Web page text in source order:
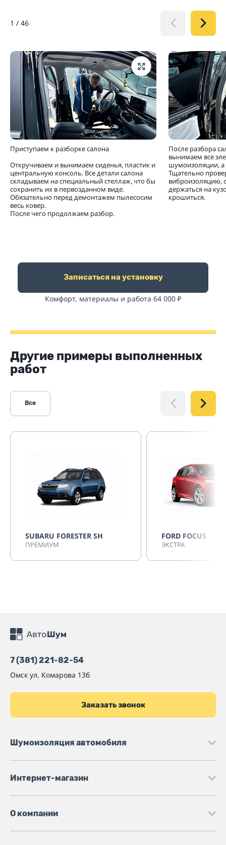
1 / 46
Приступаем к разборке салона
Откручиваем и вынимаем сиденья, пластик и
центральную консоль. Все детали салона
складываем на специальный стеллаж, что бы
сохранить их в первозданном виде.
Обязательно перед демонтажем пылесосим
весь ковер.
После чего продолжаем разбор.
После разбора
вынимаем все
шумоизоляции, а
Тщательно
виброизоляцию,
держаться на
крошиться.
Записаться на установку
Комфорт, материалы и работа 64 000 ₽
Другие примеры выполненных
работ
Все
SUBARU FORESTER SH
ПРЕМИУМ
FORD FOCUS
ЭКСТРА
7 (381) 221-82-54
Омск ул. Комарова 13б
Заказать звонок
Шумоизоляция автомобиля
Интернет-магазин
О компании